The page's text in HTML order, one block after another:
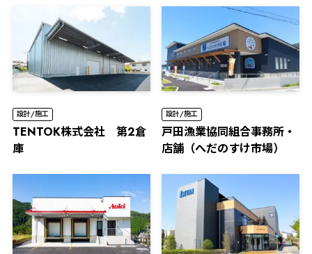
設計/施工
TENTOK株式会社 第2倉
庫
設計/施工
⼾⽥漁業協同組合事務所・
店舗（へだのすけ市場）